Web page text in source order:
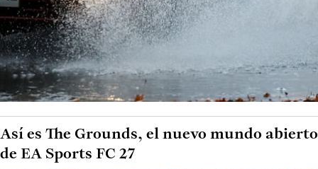
Así es The Grounds, el nuevo mundo abierto
de EA Sports FC 27